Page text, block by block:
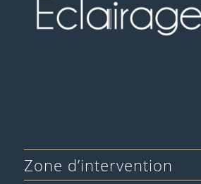
Zone d’intervention